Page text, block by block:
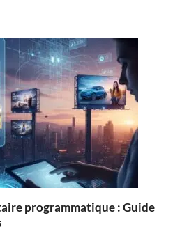
programmatique : Guide